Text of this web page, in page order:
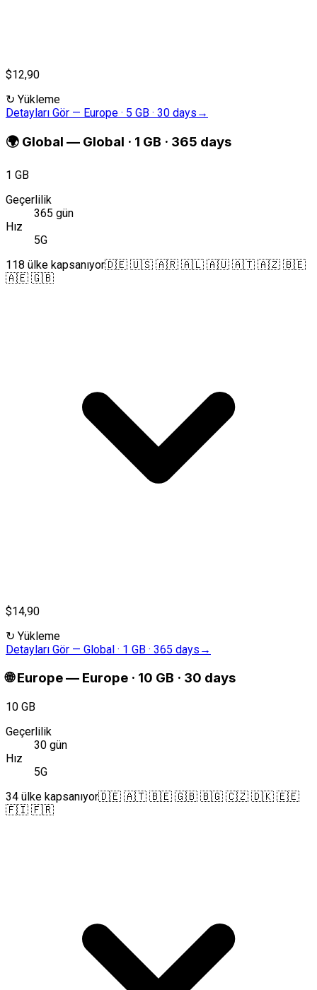
$12,90
↻ Yükleme
Detayları Gör — Europe · 5 GB · 30 days →
🌍 Global — Global · 1 GB · 365 days
1 GB
Geçerlilik
365 gün
Hız
5G
118 ülke kapsanıyor🇩🇪 🇺🇸 🇦🇷 🇦🇱 🇦🇺 🇦🇹 🇦🇿 🇧🇪
🇦🇪 🇬🇧
$14,90
↻ Yükleme
Detayları Gör — Global · 1 GB · 365 days →
🌐 Europe— Europe · 10 GB · 30 days
10 GB
Geçerlilik
30 gün
Hız
5G
34 ülke kapsanıyor🇩🇪 🇦🇹 🇧🇪 🇬🇧 🇧🇬 🇨🇿 🇩🇰 🇪🇪
🇫🇮 🇫🇷